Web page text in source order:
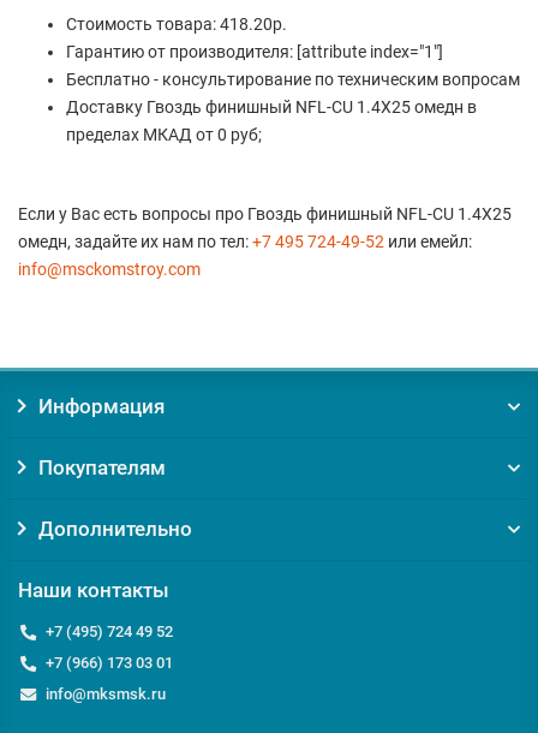
Стоимость товара: 418.20р.
Гарантию от производителя: [attribute index="1"]
Бесплатно - консультирование по техническим вопросам
Доставку Гвоздь финишный NFL-CU 1.4X25 омедн в
пределах МКАД от 0 руб;
Если у Вас есть вопросы про Гвоздь финишный NFL-CU 1.4X25
омедн, задайте их нам по тел:+7 495 724-49-52 или емейл:
info@msckomstroy.com
Информация
Покупателям
Дополнительно
Наши контакты
+7 (495) 724 49 52
+7 (966) 173 03 01
info@mksmsk.ru